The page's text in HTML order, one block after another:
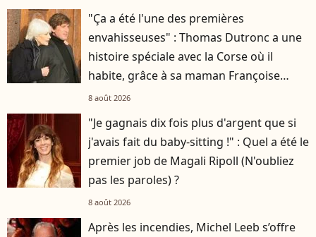
"Ça a été l'une des premières
envahisseuses" : Thomas Dutronc a une
histoire spéciale avec la Corse où il
habite, grâce à sa maman Françoise
Hardy
8 août 2026
"Je gagnais dix fois plus d'argent que si
j'avais fait du baby-sitting !" : Quel a été le
premier job de Magali Ripoll (N'oubliez
pas les paroles) ?
8 août 2026
Après les incendies, Michel Leeb s’offre